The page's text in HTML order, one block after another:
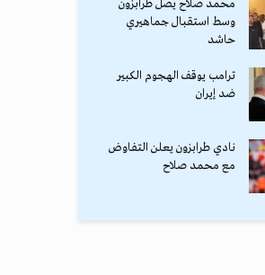
محمد صلاح يصل طرابزون
وسط استقبال جماهيري
حاشد
ترامب يوقف الهجوم الكبير
ضد إيران
نادي طرابزون يعلن التفاوض
مع محمد صلاح